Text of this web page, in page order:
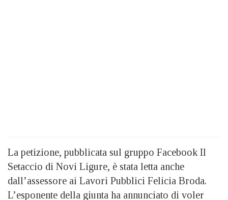
La petizione, pubblicata sul gruppo Facebook Il
Setaccio di Novi Ligure, è stata letta anche
dall’assessore ai Lavori Pubblici Felicia Broda.
L’esponente della giunta ha annunciato di voler